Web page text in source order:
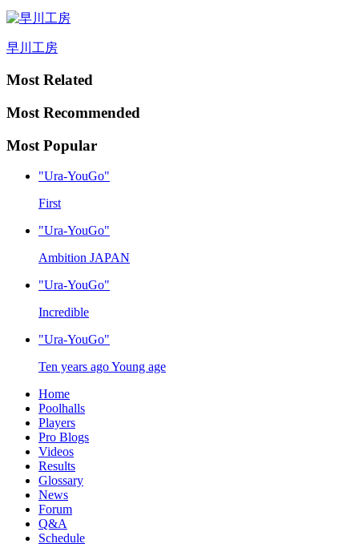
早川工房
Most Related
Most Recommended
Most Popular
"Ura-YouGo"
First
"Ura-YouGo"
Ambition JAPAN
"Ura-YouGo"
Incredible
"Ura-YouGo"
Ten years ago Young age
Home
Poolhalls
Players
Pro Blogs
Videos
Results
Glossary
News
Forum
Q&A
Schedule